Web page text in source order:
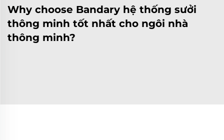
Why choose Bandary hệ thống sưởi
thông minh tốt nhất cho ngôi nhà
thông minh?